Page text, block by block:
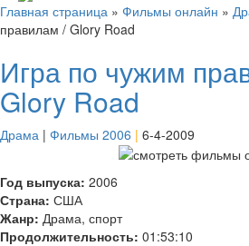
Главная страница » Фильмы онлайн »
правилам / Glory Road
Игра по чужим
Glory Road
Драма | Фильмы 2006 | 6-4-2009
Год выпуска: 2006
Страна: США
Жанр: Драма, спорт
Продолжительность: 01:53:10